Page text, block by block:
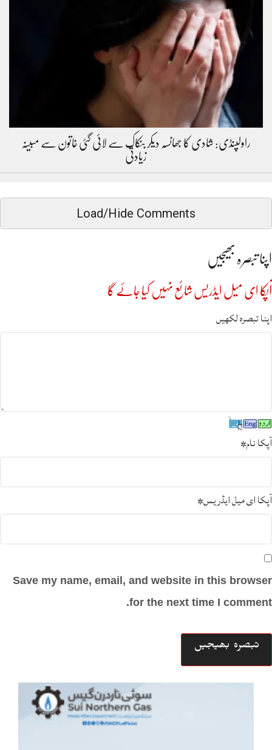
راولپنڈی: شادی کا جھانسہ دیکر بنکاک سے لائی گئی خاتون سے مبینہ
زیادتی
Load/Hide Comments
اپنا تبصرہ بھیجیں
آپکا ای میل ایڈریس شائع نہیں کیا جائے گا
اپنا تبصرہ لکھیں
آپکا نام*
آپکا ای میل ایڈریس*
Save my name, email, and website in this browser
for the next time I comment.